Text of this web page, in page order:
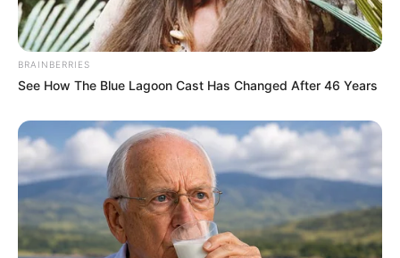
BRAINBERRIES
See How The Blue Lagoon Cast Has Changed After 46 Years